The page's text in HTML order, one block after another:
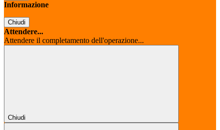
Informazione
Chiudi
Attendere...
Attendere il completamento dell'operazione...
Chiudi